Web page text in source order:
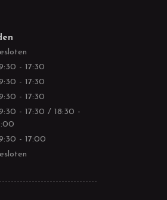
- 17:30
- 17:30
- 17:30
- 17:30 / 18:30 -
- 17:00